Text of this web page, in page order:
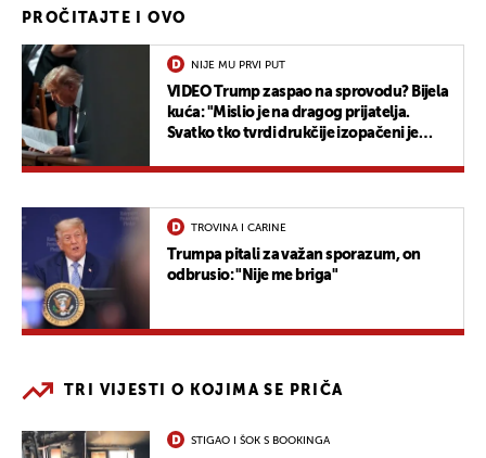
PROČITAJTE I OVO
NIJE MU PRVI PUT
VIDEO Trump zaspao na sprovodu? Bijela
kuća: "Mislio je na dragog prijatelja.
Svatko tko tvrdi drukčije izopačeni je
TROVINA I CARINE
Trumpa pitali za važan sporazum, on
odbrusio: "Nije me briga"
TRI VIJESTI O KOJIMA SE PRIČA
STIGAO I ŠOK S BOOKINGA